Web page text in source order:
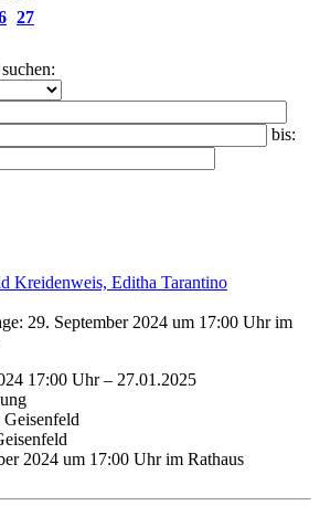
27
bis:
Kreidenweis, Editha Tarantino
29. September 2024 um 17:00 Uhr im
17:00 Uhr– 27.01.2025
Geisenfeld
2024 um 17:00 Uhr im Rathaus